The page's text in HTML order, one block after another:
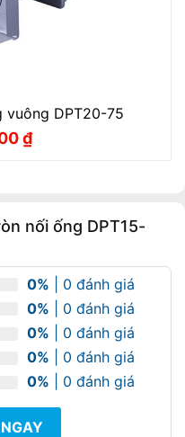
vuông DPT20-75
₫
nối ống DPT15-
0% | 0 đánh giá
0% | 0 đánh giá
0% | 0 đánh giá
0% | 0 đánh giá
0% | 0 đánh giá